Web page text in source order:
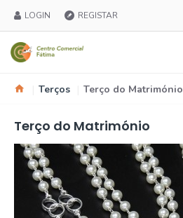
LOGIN REGISTAR
Terços Terço do Matrimónio
Terço do Matrimónio